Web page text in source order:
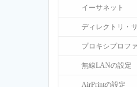
イーサネット
ディレクトリ・
プロキシプロフ
無線LANの設定
AirPrintの設定